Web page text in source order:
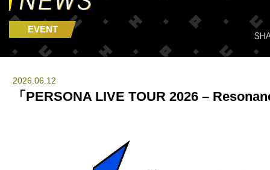
EVENT
2026.06.12
「PERSONA LIVE TOUR 2026 –